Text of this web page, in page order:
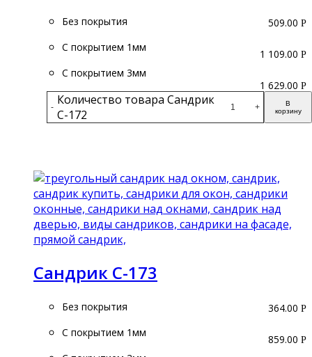
Без покрытия
С покрытием 1мм
С покрытием 3мм
- Количество товара Сандрик
С-172
+
В
корзину
509.00 Р
1 109.00 Р
1 629.00 Р
Сандрик С-173
Без покрытия
С покрытием 1мм
364.00 Р
859.00 Р